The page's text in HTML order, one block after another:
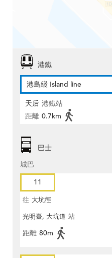
港鐵
港島綫 Island line
天后 港鐵站
距離 0.7km
巴士
城巴
11
往 大坑徑
光明臺, 大坑道 站
距離 80m